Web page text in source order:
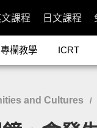
課程 日文課程
專欄教學 ICRT
and Cultures /